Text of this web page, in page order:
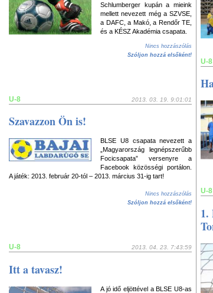
Schlumberger kupán a mieink
mellett nevezett még a SZVSE,
a DAFC, a Makó, a Rendőr TE,
és a KÉSZ Akadémia csapata.
Nincs hozzászólás
Szóljon hozzá elsőként!
U-8 2013. 03. 19. 9:01:01
Szavazzon Ön is!
BLSE U8 csapata nevezett a
„Magyarország legnépszerűbb
Focicsapata” versenyre a
Facebook közösségi portálon.
A játék: 2013. február 20-tól – 2013. március 31-ig tart!
Nincs hozzászólás
Szóljon hozzá elsőként!
U-8 2013. 04. 23. 7:43:59
Itt a tavasz!
A jó idő eljöttével a BLSE U8-as
U-8
U-8
1.